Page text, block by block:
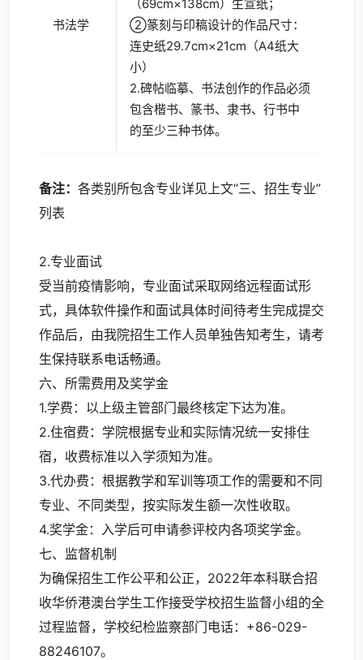
书法学
（69cm×138cm）生宣纸；
②篆刻与印稿设计的作品尺寸：
连史纸29.7cm×21cm（A4纸大
小）
2.碑帖临摹、书法创作的作品必须
包含楷书、篆书、隶书、行书中
的至少三种书体。
备注： 各类别所包含专业详见上文“三、招生专业”
列表
2.专业面试
受当前疫情影响，专业面试采取网络远程面试形
式，具体软件操作和面试具体时间待考生完成提交
作品后，由我院招生工作人员单独告知考生，请考
生保持联系电话畅通。
六、所需费用及奖学金
1.学费：以上级主管部门最终核定下达为准。
2.住宿费：学院根据专业和实际情况统一安排住
宿，收费标准以入学须知为准。
3.代办费：根据教学和军训等项工作的需要和不同
专业、不同类型，按实际发生额一次性收取。
4.奖学金：入学后可申请参评校内各项奖学金。
七、监督机制
为确保招生工作公平和公正，2022年本科联合招
收华侨港澳台学生工作接受学校招生监督小组的全
过程监督，学校纪检监察部门电话：+86-029-
88246107。